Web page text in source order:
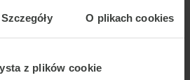
Szczegóły O plikach cookies
z plików cookie